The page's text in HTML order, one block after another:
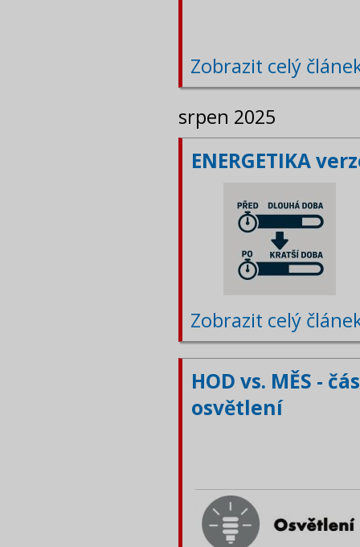
Zobrazit celý
srpen 2025
ENERGETIKA
Zobrazit celý
HOD vs. MĚS -
osvětlení